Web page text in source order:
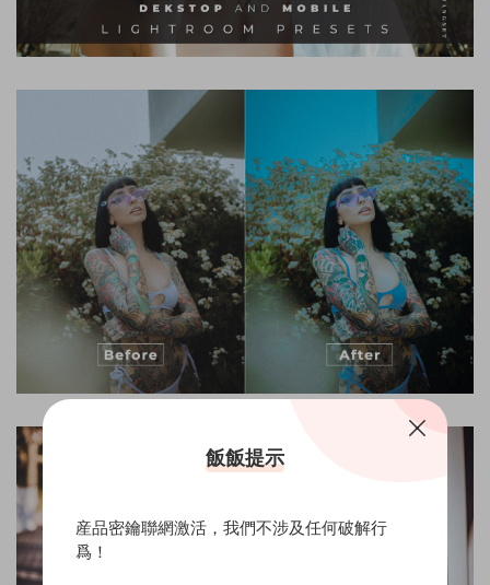
飯飯提示
産品密鑰聯網激活，我們不涉及任何破解行
爲！